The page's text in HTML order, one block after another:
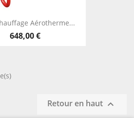
Aérotherme...
648,00 €
Retour en haut 